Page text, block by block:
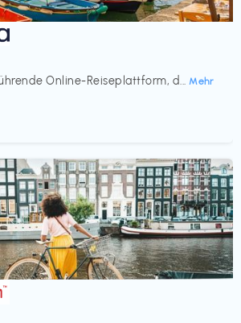
Online-Reiseplattform, d... Mehr